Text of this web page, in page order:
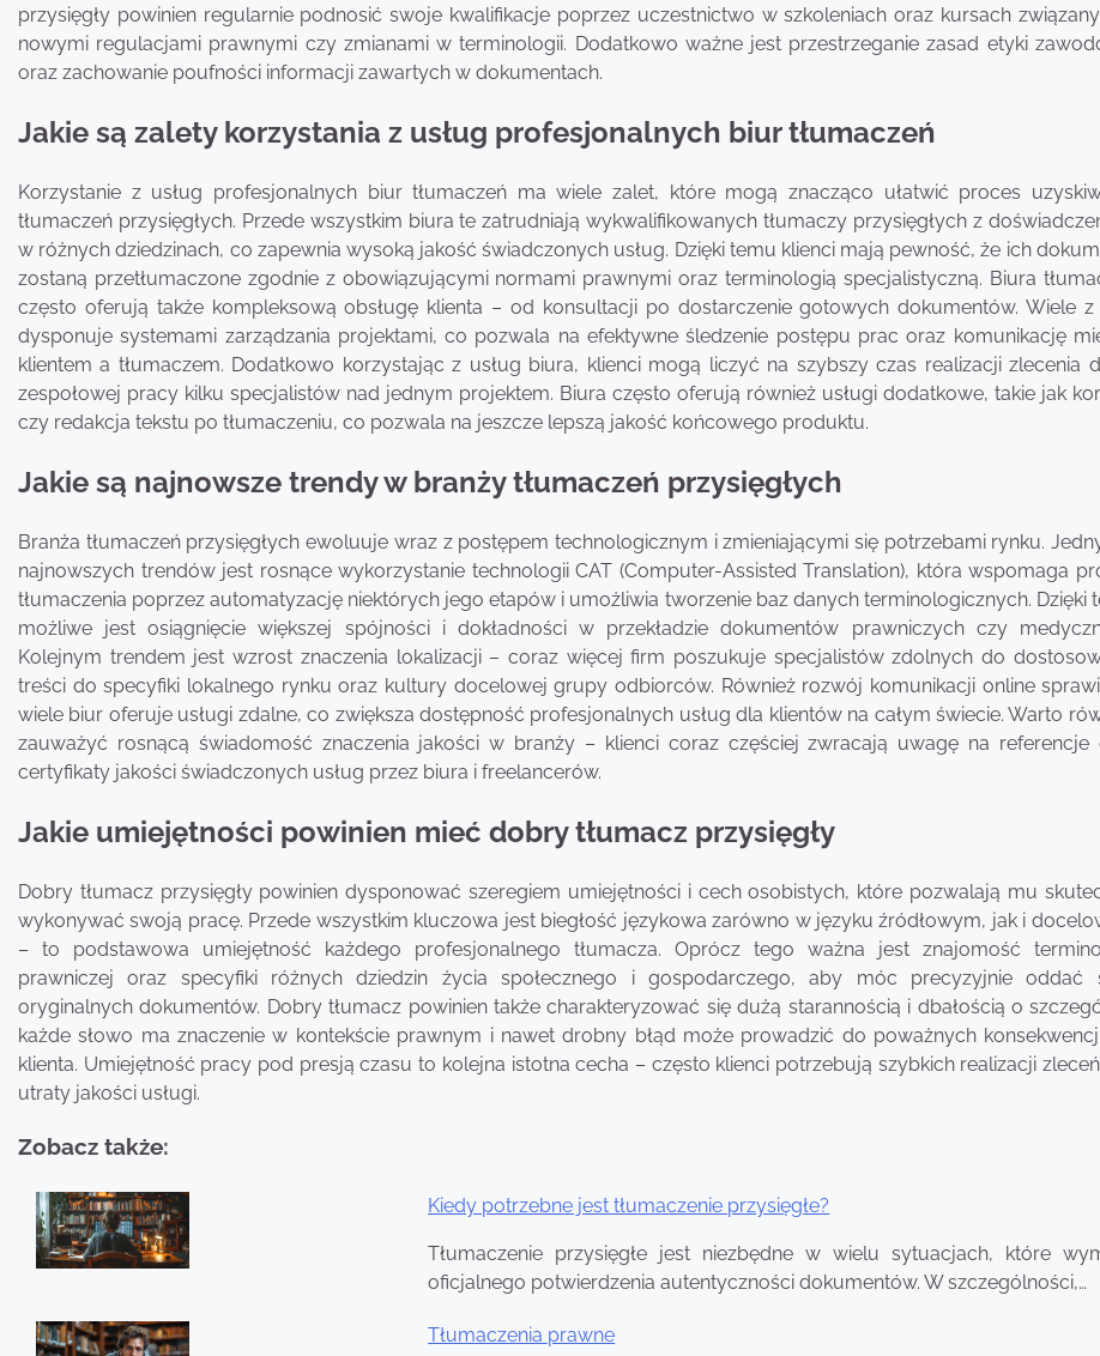
przysięgły powinien regularnie podnosić swoje kwalifikacje poprzez uczestnictwo w szkoleniach oraz kursach
nowymi regulacjami prawnymi czy zmianami w terminologii. Dodatkowo ważne jest przestrzeganie zasad etyki
oraz zachowanie poufności informacji zawartych w dokumentach.
Jakie są zalety korzystania z usług profesjonalnych biur tłumaczeń
Korzystanie z usług profesjonalnych biur tłumaczeń ma wiele zalet, które mogą znacząco ułatwić proces
tłumaczeń przysięgłych. Przede wszystkim biura te zatrudniają wykwalifikowanych tłumaczy przysięgłych z
w różnych dziedzinach, co zapewnia wysoką jakość świadczonych usług. Dzięki temu klienci mają pewność, że ich
zostaną przetłumaczone zgodnie z obowiązującymi normami prawnymi oraz terminologią specjalistyczną. Biura
często oferują także kompleksową obsługę klienta – od konsultacji po dostarczenie gotowych dokumentów. Wiele z
dysponuje systemami zarządzania projektami, co pozwala na efektywne śledzenie postępu prac oraz komunikację
klientem a tłumaczem. Dodatkowo korzystając z usług biura, klienci mogą liczyć na szybszy czas realizacji zlecenia
zespołowej pracy kilku specjalistów nad jednym projektem. Biura często oferują również usługi dodatkowe, takie jak
czy redakcja tekstu po tłumaczeniu, co pozwala na jeszcze lepszą jakość końcowego produktu.
Jakie są najnowsze trendy w branży tłumaczeń przysięgłych
Branża tłumaczeń przysięgłych ewoluuje wraz z postępem technologicznym i zmieniającymi się potrzebami rynku.
najnowszych trendów jest rosnące wykorzystanie technologii CAT (Computer-Assisted Translation), która wspomaga
tłumaczenia poprzez automatyzację niektórych jego etapów i umożliwia tworzenie baz danych terminologicznych. Dzięki
możliwe jest osiągnięcie większej spójności i dokładności w przekładzie dokumentów prawniczych czy
Kolejnym trendem jest wzrost znaczenia lokalizacji – coraz więcej firm poszukuje specjalistów zdolnych do
treści do specyfiki lokalnego rynku oraz kultury docelowej grupy odbiorców. Również rozwój komunikacji online
wiele biur oferuje usługi zdalne, co zwiększa dostępność profesjonalnych usług dla klientów na całym świecie. Warto
zauważyć rosnącą świadomość znaczenia jakości w branży – klienci coraz częściej zwracają uwagę na referencje
certyfikaty jakości świadczonych usług przez biura i freelancerów.
Jakie umiejętności powinien mieć dobry tłumacz przysięgły
Dobry tłumacz przysięgły powinien dysponować szeregiem umiejętności i cech osobistych, które pozwalają mu
wykonywać swoją pracę. Przede wszystkim kluczowa jest biegłość językowa zarówno w języku źródłowym, jak i
– to podstawowa umiejętność każdego profesjonalnego tłumacza. Oprócz tego ważna jest znajomość
prawniczej oraz specyfiki różnych dziedzin życia społecznego i gospodarczego, aby móc precyzyjnie oddać
oryginalnych dokumentów. Dobry tłumacz powinien także charakteryzować się dużą starannością i dbałością o
każde słowo ma znaczenie w kontekście prawnym i nawet drobny błąd może prowadzić do poważnych
klienta. Umiejętność pracy pod presją czasu to kolejna istotna cecha – często klienci potrzebują szybkich realizacji
utraty jakości usługi.
Zobacz także:
Kiedy potrzebne jest tłumaczenie przysięgłe?
Tłumaczenie przysięgłe jest niezbędne w wielu sytuacjach, które
oficjalnego potwierdzenia autentyczności dokumentów. W szczególności,…
Tłumaczenia prawne
Nawigacja